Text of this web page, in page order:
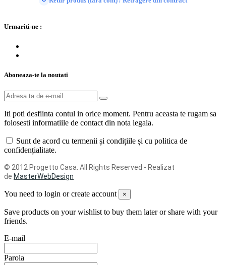
Urmariti-ne :
Aboneaza-te la noutati
Iti poti desfiinta contul in orice moment. Pentru aceasta te rugam sa
folosesti informatiile de contact din nota legala.
Sunt de acord cu termenii și condițiile și cu politica de
confidențialitate.
© 2012 Progetto Casa. All Rights Reserved - Realizat
de MasterWebDesign
You need to login or create account ×
Save products on your wishlist to buy them later or share with your
friends.
E-mail
Parola